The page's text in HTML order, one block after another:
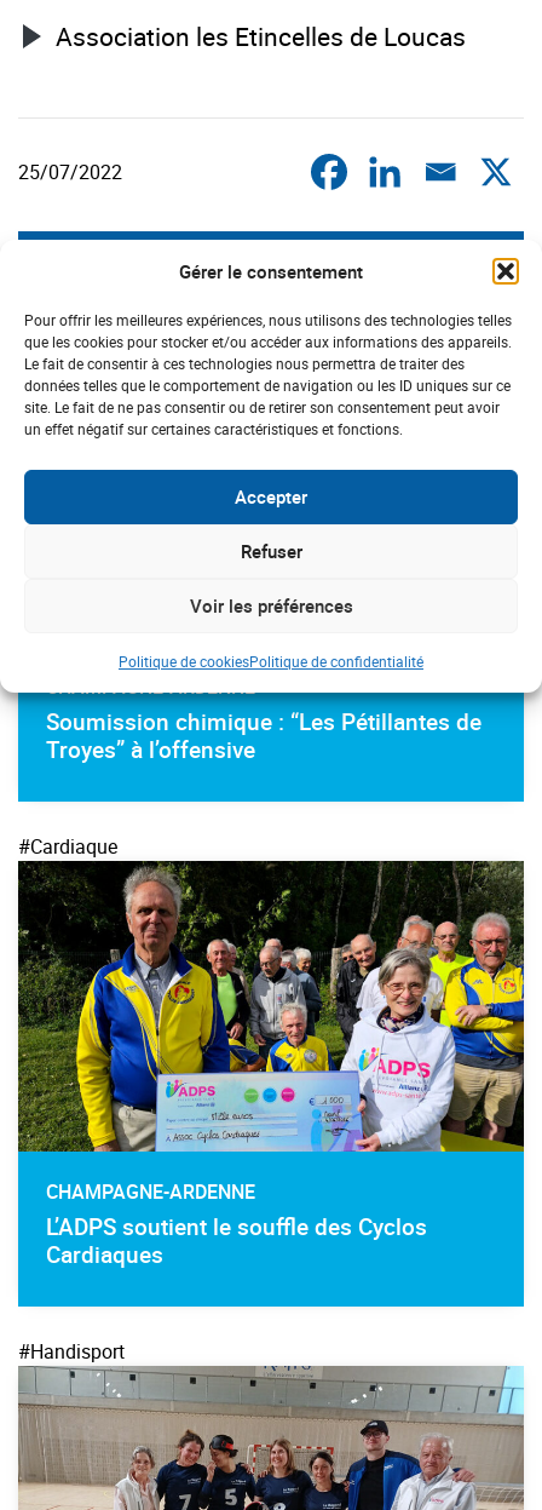
Gérer le consentement
Pour offrir les meilleures expériences, nous utilisons des technologies telles
que les cookies pour stocker et/ou accéder aux informations des appareils.
Le fait de consentir à ces technologies nous permettra de traiter des
données telles que le comportement de navigation ou les ID uniques sur ce
site. Le fait de ne pas consentir ou de retirer son consentement peut avoir
un effet négatif sur certaines caractéristiques et fonctions.
Accepter
Refuser
Voir les préférences
Politique de cookiesPolitique de confidentialité
Association les Etincelles de Loucas
25/07/2022
DERNIÈRES ACTUS
CHAMPAGNE-ARDENNE
Soumission chimique : “Les Pétillantes de
Troyes” à l’offensive
#Cardiaque
CHAMPAGNE-ARDENNE
L’ADPS soutient le souffle des Cyclos
Cardiaques
#Handisport